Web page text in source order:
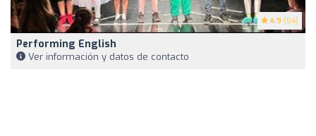
4.9 (54)
Performing English
Ver información y datos de contacto